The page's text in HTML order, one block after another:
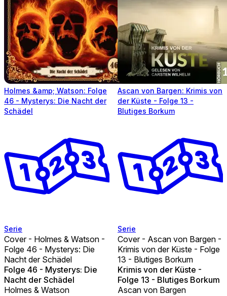
Holmes &amp; Watson: Folge
46 - Mysterys: Die Nacht der
Schädel
Serie
Cover - Holmes & Watson -
Folge 46 - Mysterys: Die
Nacht der Schädel
Folge 46 - Mysterys: Die
Nacht der Schädel
Holmes & Watson
Ascan von Bargen: Krimis von
der Küste - Folge 13 -
Blutiges Borkum
Serie
Cover - Ascan von Bargen -
Krimis von der Küste - Folge
13 - Blutiges Borkum
Krimis von der Küste -
Folge 13 - Blutiges Borkum
Ascan von Bargen